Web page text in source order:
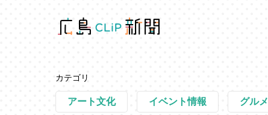
カテゴリ
アート文化 イベント情報 グルメ